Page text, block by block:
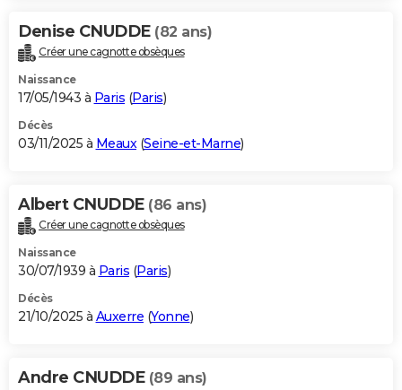
Denise CNUDDE (82 ans)
Créer une cagnotte obsèques
Naissance
17/05/1943 à Paris (Paris)
Décès
03/11/2025 à Meaux(Seine-et-Marne)
Albert CNUDDE (86 ans)
Créer une cagnotte obsèques
Naissance
30/07/1939 à Paris (Paris)
Décès
21/10/2025 à Auxerre (Yonne)
Andre CNUDDE (89 ans)